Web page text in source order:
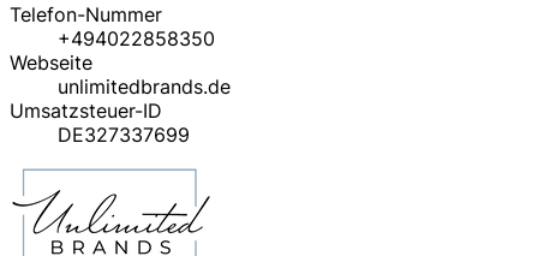
Telefon-Nummer
+494022858350
Webseite
unlimitedbrands.de
Umsatzsteuer-ID
DE327337699